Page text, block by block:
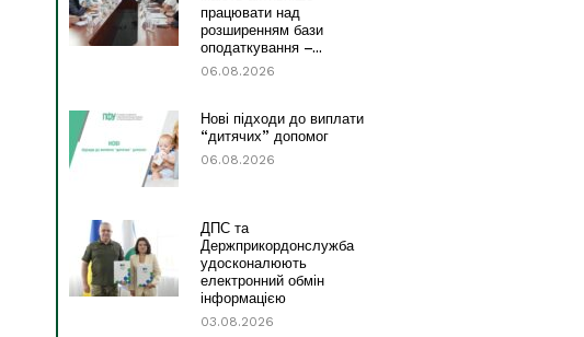
працювати над
розширенням бази
оподаткування –...
06.08.2026
Нові підходи до виплати
“дитячих” допомог
06.08.2026
ДПС та
Держприкордонслужба
удосконалюють
електронний обмін
інформацією
03.08.2026